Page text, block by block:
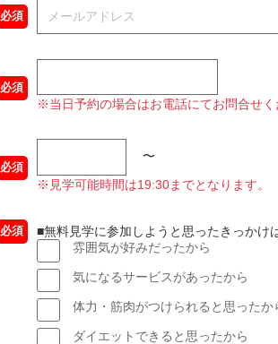
必須
必須
※当日予約の場合はお電話にてお問合せく
必須
〜
※見学可能時間は19:30までとなります。
必須
■無料見学に参加しようと思ったきっかけ
雰囲気が好みだったから
気になるサービスがあったから
体力・筋肉がつけられると思ったか
ダイエットできると思ったから